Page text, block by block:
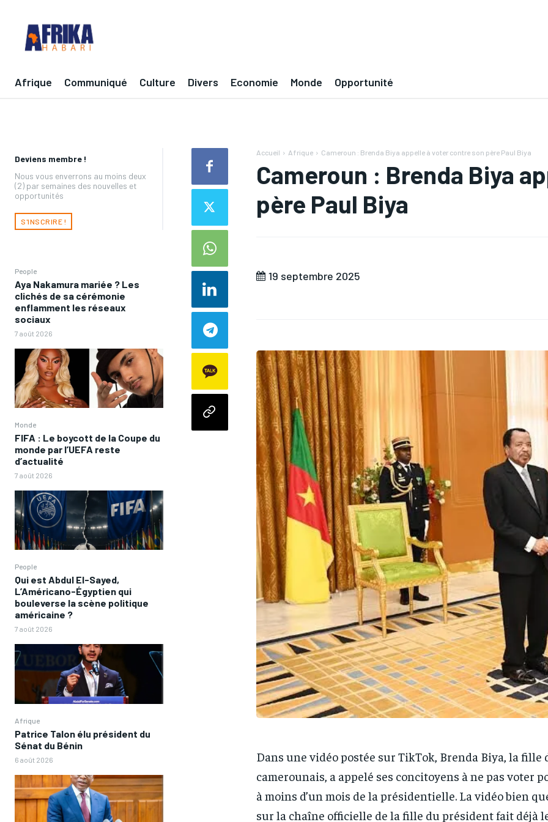
Afrique Communiqué Culture Divers Economie Monde Opportunité
Deviens membre !
Nous vous enverrons au moins deux
(2) par semaines des nouvelles et
opportunités
S'INSCRIRE !
People
Aya Nakamura mariée ? Les
clichés de sa cérémonie
enflamment les réseaux
sociaux
7 août 2026
Monde
FIFA : Le boycott de la Coupe du
monde par l’UEFA reste
d’actualité
7 août 2026
People
Qui est Abdul El-Sayed,
L’Américano-Égyptien qui
bouleverse la scène politique
américaine ?
7 août 2026
Afrique
Patrice Talon élu président du
Sénat du Bénin
6 août 2026
Accueil Afrique Cameroun : Brenda Biya appelle à voter contre son père Paul Biya
Cameroun : Brenda Biya
père Paul Biya
19 septembre 2025
Dans une vidéo postée sur TikTok, Brenda Biya, la fille
camerounais, a appelé ses concitoyens à ne pas voter
à moins d’un mois de la présidentielle. La vidéo bien
sur la chaîne officielle de la fille du président fait déjà